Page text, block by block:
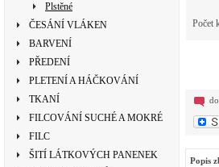
Plstěné
ČESÁNÍ VLÁKEN
BARVENÍ
PŘEDENÍ
PLETENÍ A HÁČKOVÁNÍ
TKANÍ
FILCOVÁNÍ SUCHÉ A MOKRÉ
FILC
ŠITÍ LÁTKOVÝCH PANENEK
Počet
Popis